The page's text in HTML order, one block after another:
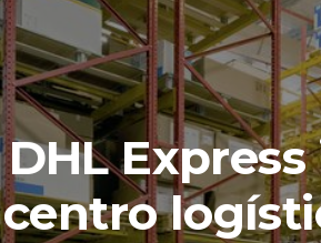
DHL
centro